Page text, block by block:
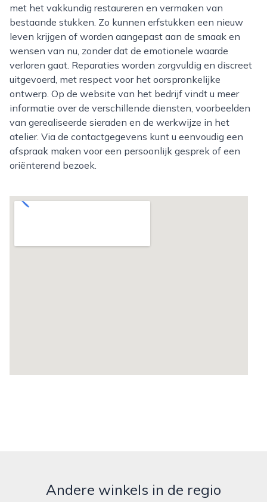
met het vakkundig restaureren en vermaken van
bestaande stukken. Zo kunnen erfstukken een nieuw
leven krijgen of worden aangepast aan de smaak en
wensen van nu, zonder dat de emotionele waarde
verloren gaat. Reparaties worden zorgvuldig en discreet
uitgevoerd, met respect voor het oorspronkelijke
ontwerp. Op de website van het bedrijf vindt u meer
informatie over de verschillende diensten, voorbeelden
van gerealiseerde sieraden en de werkwijze in het
atelier. Via de contactgegevens kunt u eenvoudig een
afspraak maken voor een persoonlijk gesprek of een
oriënterend bezoek.
Andere winkels in de regio